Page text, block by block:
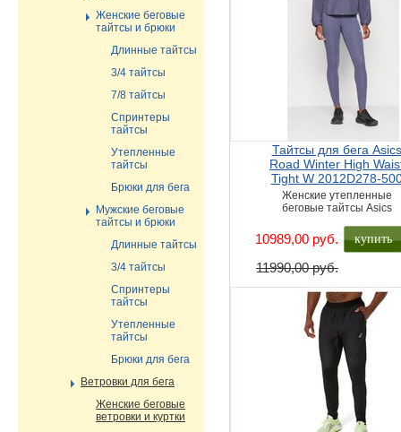
Тайтсы для бега Asics
Road Winter High
Tight W 2012D278-
Женские утепленные
беговые тайтсы Asics
10989,00 руб.
11990,00 руб.
купить
Женские беговые
тайтсы и брюки
Длинные тайтсы
3/4 тайтсы
7/8 тайтсы
Спринтеры
тайтсы
Утепленные
тайтсы
Брюки для бега
Мужские беговые
тайтсы и брюки
Длинные тайтсы
3/4 тайтсы
Спринтеры
тайтсы
Утепленные
тайтсы
Брюки для бега
Ветровки для бега
Женские беговые
ветровки и куртки